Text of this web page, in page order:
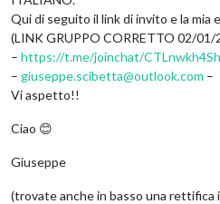
Qui di seguito il link di invito e la mia
(LINK GRUPPO CORRETTO 02/01/
– https://t.me/joinchat/
– giuseppe.scibetta@outlook.com –
Vi aspetto!!
Ciao 😊
Giuseppe
(trovate anche in basso una rettifica